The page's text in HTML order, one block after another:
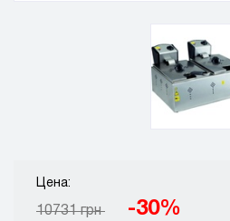
Цена:
10731 грн -30%